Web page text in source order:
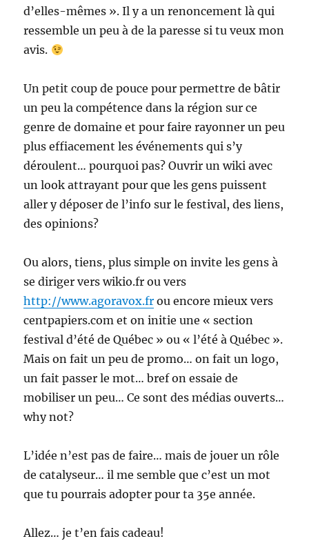
d’elles-mêmes ». Il y a un renoncement là qui
ressemble un peu à de la paresse si tu veux mon
avis.
Un petit coup de pouce pour permettre de bâtir
un peu la compétence dans la région sur ce
genre de domaine et pour faire rayonner un peu
plus effiacement les événements qui s’y
déroulent… pourquoi pas? Ouvrir un wiki avec
un look attrayant pour que les gens puissent
aller y déposer de l’info sur le festival, des liens,
des opinions?
Ou alors, tiens, plus simple on invite les gens à
se diriger vers wikio.fr ou vers
http://www.agoravox.fr ou encore mieux vers
centpapiers.com et on initie une « section
festival d’été de Québec » ou « l’été à Québec ».
Mais on fait un peu de promo… on fait un logo,
un fait passer le mot… bref on essaie de
mobiliser un peu… Ce sont des médias ouverts…
why not?
L’idée n’est pas de faire… mais de jouer un rôle
de catalyseur… il me semble que c’est un mot
que tu pourrais adopter pour ta 35e année.
Allez… je t’en fais cadeau!